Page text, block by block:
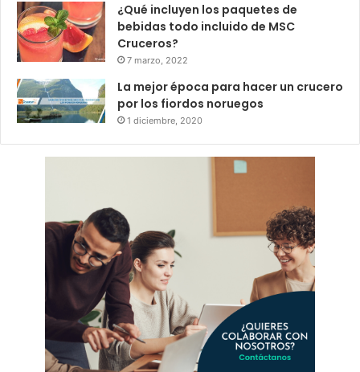
¿Qué incluyen los paquetes de
bebidas todo incluido de MSC
Cruceros?
7 marzo, 2022
La mejor época para hacer un crucero
por los fiordos noruegos
1 diciembre, 2020